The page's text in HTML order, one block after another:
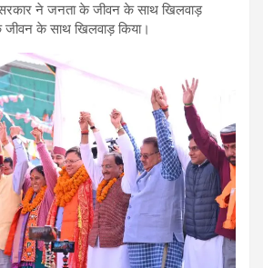
ने जनता के जीवन के साथ खिलवाड़
जीवन के साथ खिलवाड़ किया।